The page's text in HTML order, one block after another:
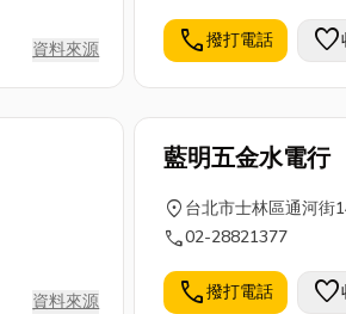
器，開店、做生意最
110/220V（30A-
接式;自動偵測式。
資料來源 call撥打電話 favorite
資料來源
藍明五金水電行
location_on 台北市士林區通河街
call02-28821377
call撥打電話 favorite